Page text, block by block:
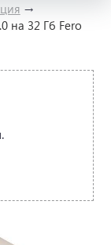
→
на 32 Гб Fero